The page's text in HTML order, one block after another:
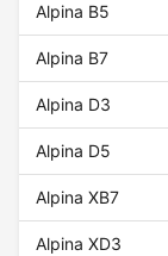
Alpina B5
Alpina B7
Alpina D3
Alpina D5
Alpina XB7
Alpina XD3